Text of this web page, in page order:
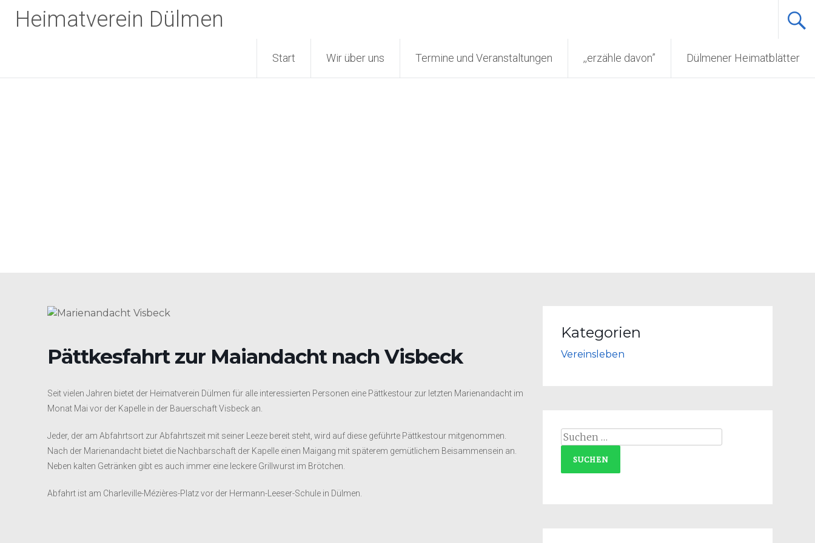
InhaltHeimatverein Dülmen
Start Wir über uns Termine und Veranstaltungen ,,erzähle davon” Dülmener Heimatblätter
Pättkesfahrt zur Maiandacht nach Visbeck
Seit vielen Jahren bietet der Heimatverein Dülmen für alle interessierten Personen eine Pättkestour zur letzten Marienandacht im
Monat Mai vor der Kapelle in der Bauerschaft Visbeck an.
Jeder, der am Abfahrtsort zur Abfahrtszeit mit seiner Leeze bereit steht, wird auf diese geführte Pättkestour mitgenommen.
Nach der Marienandacht bietet die Nachbarschaft der Kapelle einen Maigang mit späterem gemütlichem Beisammensein an.
Neben kalten Getränken gibt es auch immer eine leckere Grillwurst im Brötchen.
Abfahrt ist am Charleville-Mézières-Platz vor der Hermann-Leeser-Schule in Dülmen.
Kategorien
Vereinsleben
Suchen
nach: